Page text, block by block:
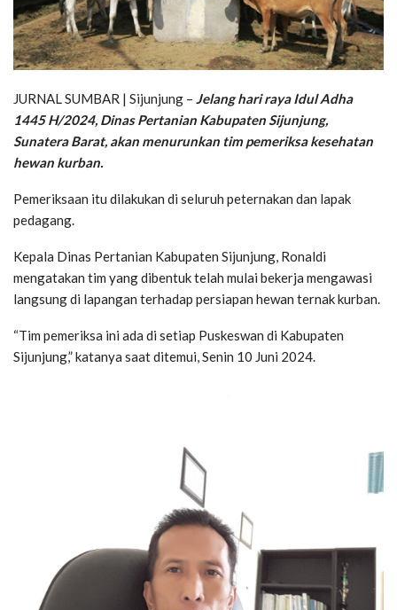
JURNAL SUMBAR | Sijunjung – Jelang hari raya Idul Adha
1445 H/2024, Dinas Pertanian Kabupaten Sijunjung,
Sunatera Barat, akan menurunkan tim pemeriksa kesehatan
hewan kurban.
Pemeriksaan itu dilakukan di seluruh peternakan dan lapak
pedagang.
Kepala Dinas Pertanian Kabupaten Sijunjung, Ronaldi
mengatakan tim yang dibentuk telah mulai bekerja mengawasi
langsung di lapangan terhadap persiapan hewan ternak kurban.
“Tim pemeriksa ini ada di setiap Puskeswan di Kabupaten
Sijunjung,” katanya saat ditemui, Senin 10 Juni 2024.